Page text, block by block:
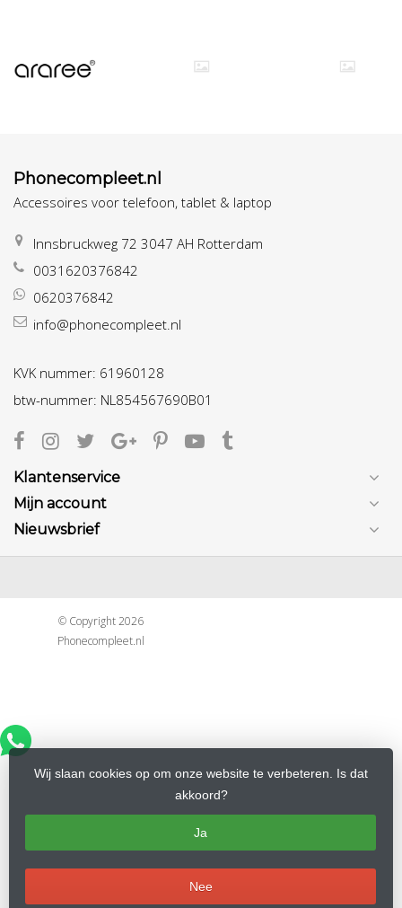
Phonecompleet.nl
Accessoires voor telefoon, tablet & laptop
Innsbruckweg 72 3047 AH Rotterdam
0031620376842
0620376842
info@phonecompleet.nl
KVK nummer: 61960128
btw-nummer: NL854567690B01
Klantenservice
Mijn account
Nieuwsbrief
Wij slaan cookies op om onze website te verbeteren. Is dat
akkoord?
Ja
Nee
© Copyright 2026
Phonecompleet.nl